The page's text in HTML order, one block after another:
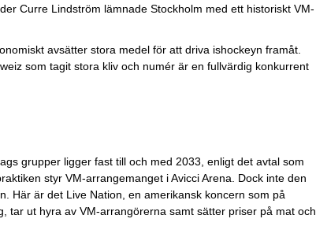
Curre Lindström lämnade Stockholm med ett historiskt VM-
avsätter stora medel för att driva ishockeyn framåt.
som tagit stora kliv och numér är en fullvärdig konkurrent
grupper ligger fast till och med 2033, enligt det avtal som
styr VM-arrangemanget i Avicci Arena. Dock inte den
Här är det Live Nation, en amerikansk koncern som på
tar ut hyra av VM-arrangörerna samt sätter priser på mat och